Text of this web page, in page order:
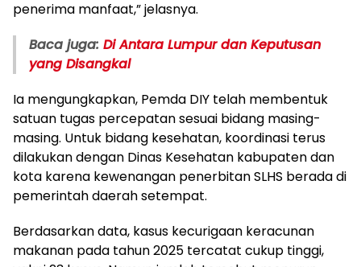
penerima manfaat,” jelasnya.
Baca juga: Di Antara Lumpur dan Keputusan
yang Disangkal
Ia mengungkapkan, Pemda DIY telah membentuk
satuan tugas percepatan sesuai bidang masing-
masing. Untuk bidang kesehatan, koordinasi terus
dilakukan dengan Dinas Kesehatan kabupaten dan
kota karena kewenangan penerbitan SLHS berada di
pemerintah daerah setempat.
Berdasarkan data, kasus kecurigaan keracunan
makanan pada tahun 2025 tercatat cukup tinggi,